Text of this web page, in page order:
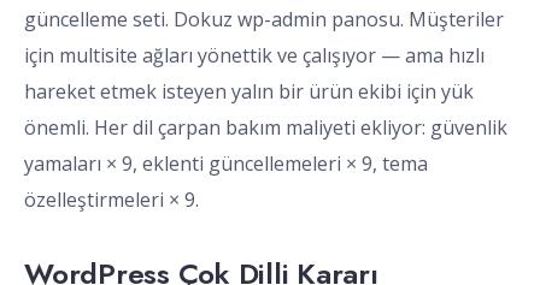
güncelleme seti. Dokuz wp-admin panosu. Müşteriler
için multisite ağları yönettik ve çalışıyor — ama hızlı
hareket etmek isteyen yalın bir ürün ekibi için yük
önemli. Her dil çarpan bakım maliyeti ekliyor: güvenlik
yamaları × 9, eklenti güncellemeleri × 9, tema
özelleştirmeleri × 9.
WordPress Çok Dilli Kararı